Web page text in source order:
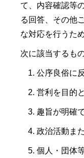
て、内容確認等
る回答、その他
な対応を行うた
次に該当するも
公序良俗に
営利を目的
趣旨が明確
政治活動ま
個人・団体